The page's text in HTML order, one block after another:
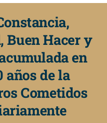
Buen Hacer y
en
años de la
Cometidos